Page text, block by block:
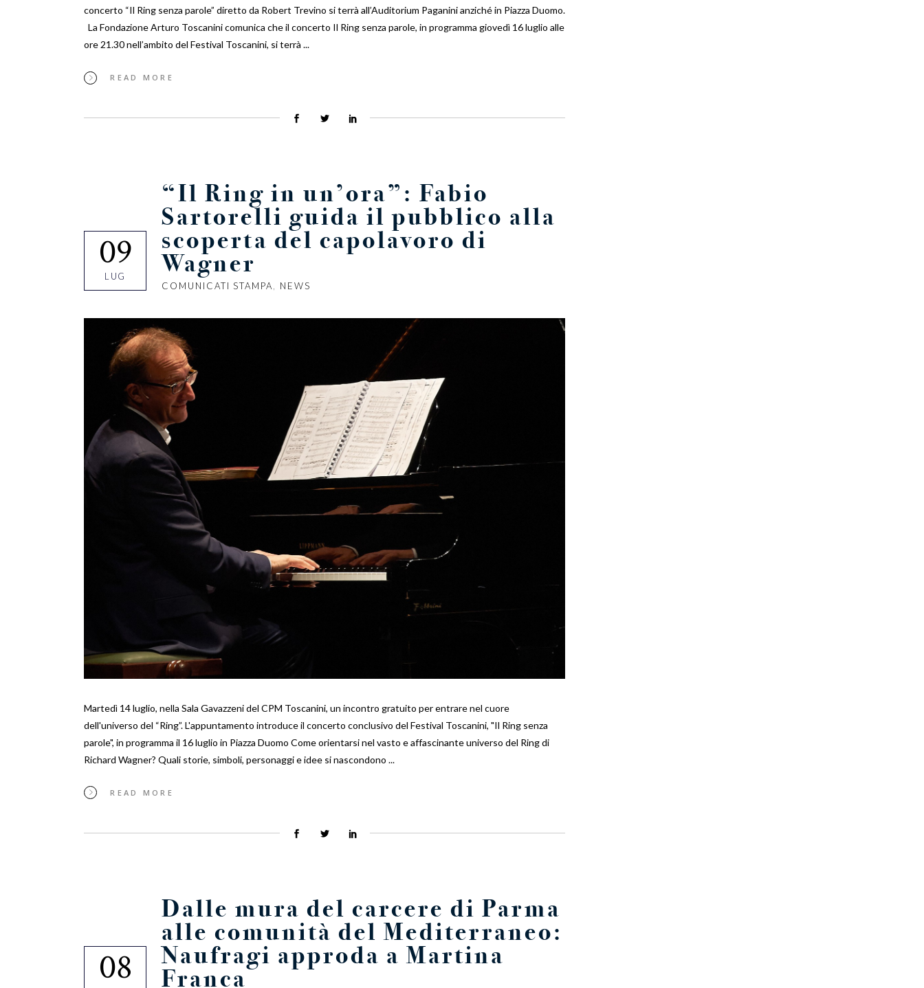
concerto “Il Ring senza parole” diretto da Robert Trevino si terrà all’Auditorium Paganini anziché in Piazza Duomo.
La Fondazione Arturo Toscanini comunica che il concerto Il Ring senza parole, in programma giovedì 16 luglio alle
ore 21.30 nell’ambito del Festival Toscanini, si terrà
READ MORE
09
LUG
“Il Ring in un’ora”: Fabio
Sartorelli guida il pubblico alla
scoperta del capolavoro di
Wagner
COMUNICATI STAMPA NEWS
Martedì 14 luglio, nella Sala Gavazzeni del CPM Toscanini, un incontro gratuito per entrare nel cuore
dell'universo del “Ring”. L'appuntamento introduce il concerto conclusivo del Festival Toscanini, "Il Ring senza
parole", in programma il 16 luglio in Piazza Duomo Come orientarsi nel vasto e affascinante universo del Ring di
Richard Wagner? Quali storie, simboli, personaggi e idee si nascondono
READ MORE
08
Dalle mura del carcere di Parma
alle comunità del Mediterraneo:
Naufragi approda a Martina
Franca